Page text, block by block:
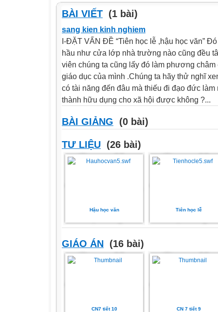
BÀI VIẾT (1 bài)
sang kien kinh nghiem
I-ĐẶT VẤN ĐỀ “Tiên học lễ ,hậu học văn”
hầu như cửa lớp nhà trường nào cũng đều
viên chúng ta cũng lấy đó làm phương
giáo dục của mình .Chúng ta hãy thử nghĩ
có tài năng đến đâu mà thiếu đi đạo đức
thành hữu dụng cho xã hội được không ?...
BÀI GIẢNG (0 bài)
TƯ LIỆU (26 bài)
Hậu học văn Tiên học lễ
GIÁO ÁN (16 bài)
CN7 tiết 10 CN 7 tiết 9